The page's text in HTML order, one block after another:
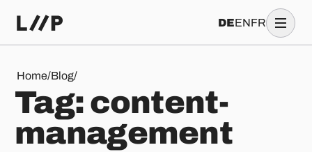
DEENFR
Home/Blog/
Tag: content-management
Tag: content-
management